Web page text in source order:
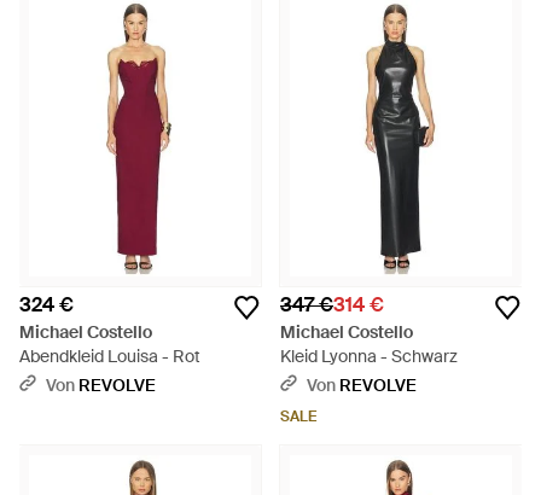
324 €
Michael Costello
Abendkleid Louisa - Rot
Von REVOLVE
347 €314 €
Michael Costello
Kleid Lyonna - Schwarz
Von REVOLVE
SALE